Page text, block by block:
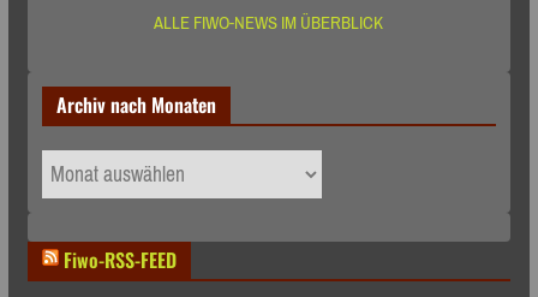
ALLE FIWO-NEWS IM ÜBERBLICK
Archiv nach Monaten
Archiv
nach
Fiwo-RSS-FEED